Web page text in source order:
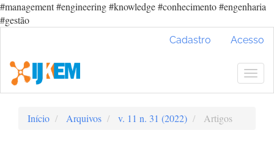
#management #engineering #knowledge #conhecimento #engenharia
#gestão
Conteúdo
principal
Barra
Cadastro Acesso
Início Arquivos v. 11 n. 31 (2022) Artigos